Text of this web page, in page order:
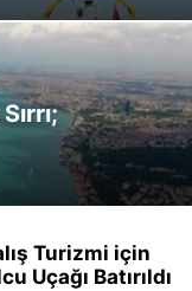
Turizmi için
Uçağı Batırıldı